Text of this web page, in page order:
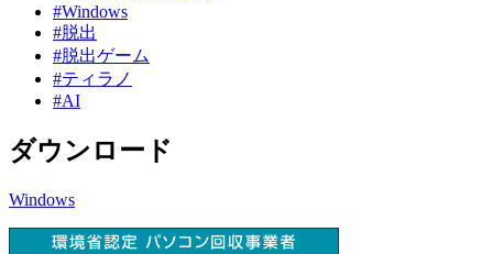
#Windows
#脱出
#脱出ゲーム
#ティラノ
#AI
ダウンロード
Windows